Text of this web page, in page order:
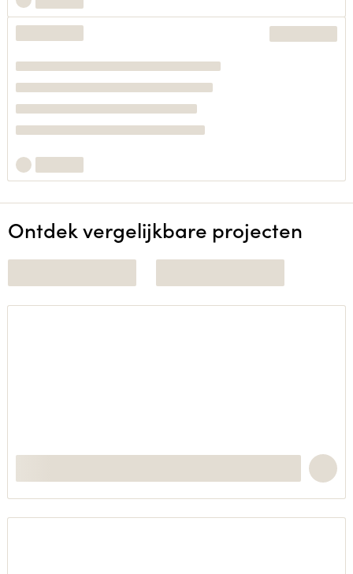
Ontdek vergelijkbare projecten